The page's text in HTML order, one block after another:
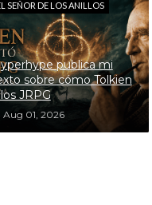
SEÑOR DE LOS ANILLOS
publica mi
sobre cómo Tolkien
JRPG
Aug 01, 2026